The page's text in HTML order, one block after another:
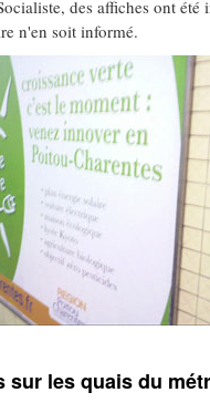
des affiches ont
n'en soit informé.
sur les quais du